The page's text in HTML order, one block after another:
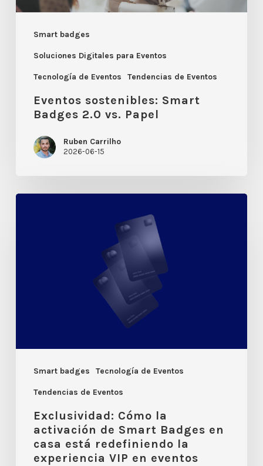
Smart badges
Soluciones Digitales para Eventos
Tecnología de Eventos Tendencias de Eventos
Eventos sostenibles: Smart
Badges 2.0 vs. Papel
Ruben Carrilho
2026-06-15
Smart badges Tecnología de Eventos
Tendencias de Eventos
casa
está
redefiniendo
experiencia
Exclusividad: Cómo la
activación de Smart Badges en
casa está redefiniendo la
experiencia VIP en eventos